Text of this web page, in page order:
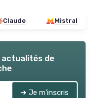
Claude Mistral
actualités de
➔ Je m'inscris